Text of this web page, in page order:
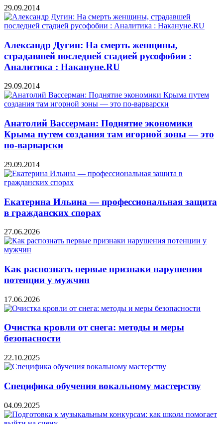
29.09.2014
Александр Дугин: На смерть женщины,
страдавшей последней стадией русофобии :
Аналитика : Накануне.RU
29.09.2014
Анатолий Вассерман: Поднятие экономики
Крыма путем создания там игорной зоны — это
по-варварски
29.09.2014
Екатерина Ильина — профессиональная защита
в гражданских спорах
27.06.2026
Как распознать первые признаки нарушения
потенции у мужчин
17.06.2026
Очистка кровли от снега: методы и меры
безопасности
22.10.2025
Специфика обучения вокальному мастерству
04.09.2025